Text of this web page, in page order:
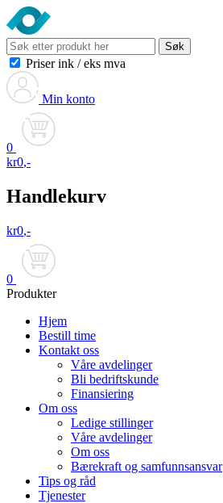
Søk
Priser ink / eks mva
Min konto
0
kr0,-
Handlekurv
kr0,-
0
Produkter
Hjem
Bestill time
Kontakt oss
Våre avdelinger
Bli bedriftskunde
Finansiering
Om oss
Ledige stillinger
Våre avdelinger
Om oss
Bærekraft og samfunnsansvar
Tips og råd
Tjenester